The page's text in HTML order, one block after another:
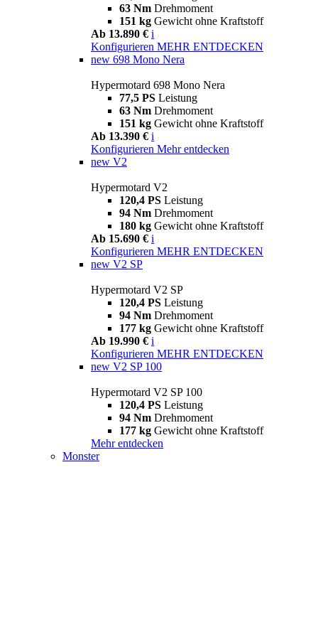
63 Nm Drehmoment
151 kg Gewicht ohne Kraftstoff
Ab 13.890 € i
Konfigurieren MEHR ENTDECKEN
new 698 Mono Nera
Hypermotard 698 Mono Nera
77,5 PS Leistung
63 Nm Drehmoment
151 kg Gewicht ohne Kraftstoff
Ab 13.390 € i
Konfigurieren Mehr entdecken
new V2
Hypermotard V2
120,4 PS Leistung
94 Nm Drehmoment
180 kg Gewicht ohne Kraftstoff
Ab 15.690 € i
Konfigurieren MEHR ENTDECKEN
new V2 SP
Hypermotard V2 SP
120,4 PS Leistung
94 Nm Drehmoment
177 kg Gewicht ohne Kraftstoff
Ab 19.990 € i
Konfigurieren MEHR ENTDECKEN
new V2 SP 100
Hypermotard V2 SP 100
120,4 PS Leistung
94 Nm Drehmoment
177 kg Gewicht ohne Kraftstoff
Mehr entdecken
Monster